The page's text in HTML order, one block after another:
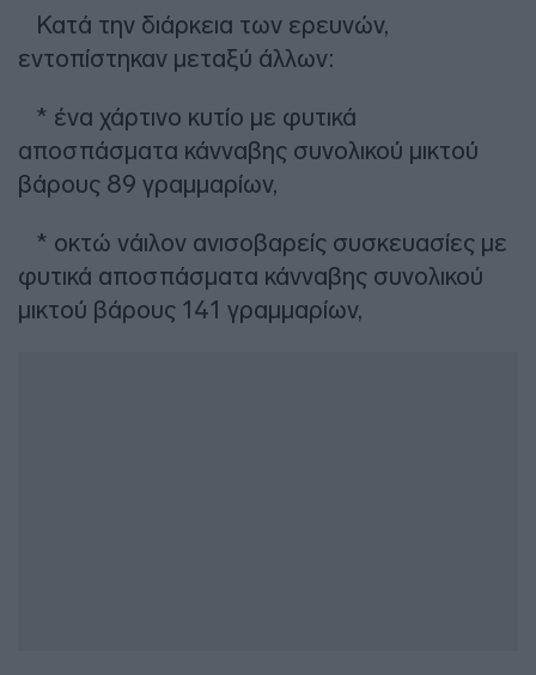
Κατά την διάρκεια των ερευνών,
εντοπίστηκαν μεταξύ άλλων:
* ένα χάρτινο κυτίο με φυτικά
αποσπάσματα κάνναβης συνολικού μικτού
βάρους 89 γραμμαρίων,
* οκτώ νάιλον ανισοβαρείς συσκευασίες με
φυτικά αποσπάσματα κάνναβης συνολικού
μικτού βάρους 141 γραμμαρίων,